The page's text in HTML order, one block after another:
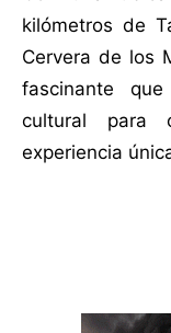
kilómetros de
Cervera de los
fascinante
cultural para
experiencia